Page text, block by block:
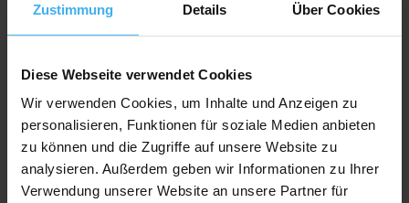
Zustimmung Details Über Cookies
Diese Webseite verwendet Cookies
Wir verwenden Cookies, um Inhalte und Anzeigen zu
personalisieren, Funktionen für soziale Medien anbieten
zu können und die Zugriffe auf unsere Website zu
analysieren. Außerdem geben wir Informationen zu Ihrer
Verwendung unserer Website an unsere Partner für